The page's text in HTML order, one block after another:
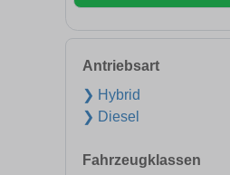
Antriebsart
❯ Hybrid
❯ Diesel
Fahrzeugklassen